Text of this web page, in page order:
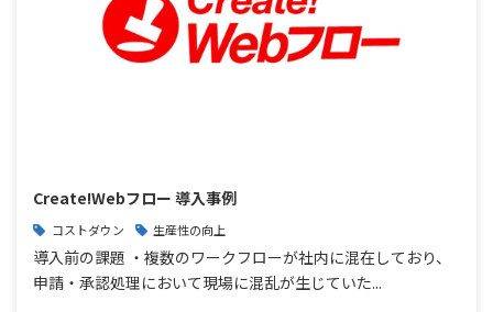
Create!Webフロー 導入事例
コストダウン 生産性の向上
導入前の課題 ・複数のワークフローが社内に混在しており、
申請・承認処理において現場に混乱が生じていた...